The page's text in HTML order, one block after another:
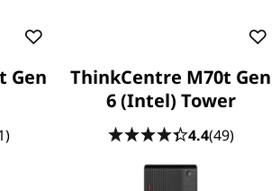
Beveilig je gegevens en
dTPM 2.0-chip van deze tower kun
versleutelen om ze te
USB Protection in BIOS
Gen
ThinkCentre M70t Gen
6 (Intel) Tower
4.4(49)